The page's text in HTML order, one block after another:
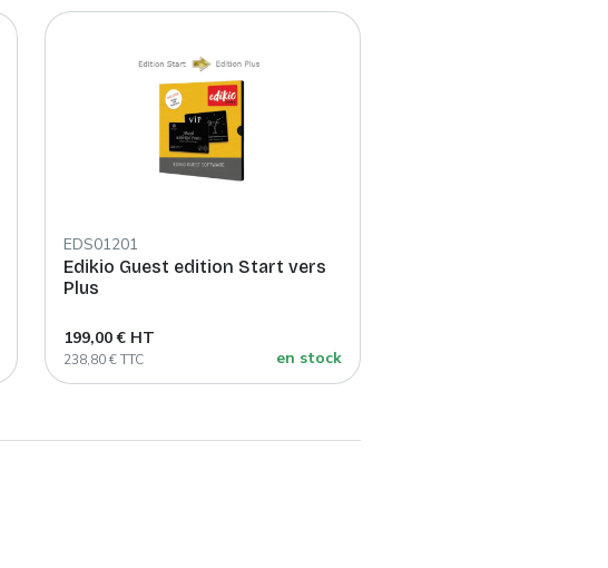
EDS01201
Edikio Guest edition Start vers
Plus
199,00 € HT
238,80 € TTC en stock